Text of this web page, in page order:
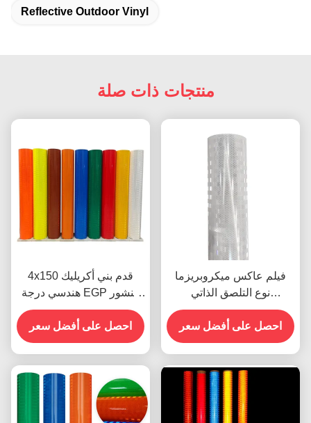
Reflective Outdoor Vinyl
منتجات ذات صلة
4x150 قدم بني أكريليك
هندسي درجة EGP منشور
عاكس للضوء فينيل لافتات
الطرق
احصل على أفضل سعر
فيلم عاكس ميكروبريزما
نوع التلصق الذاتي
الألومنيزيم Egp
احصل على أفضل سعر